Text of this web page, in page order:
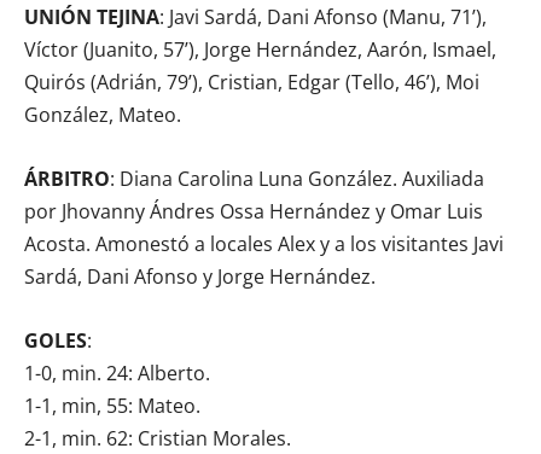
UNIÓN TEJINA: Javi Sardá, Dani Afonso (Manu, 71’),
Víctor (Juanito, 57’), Jorge Hernández, Aarón, Ismael,
Quirós (Adrián, 79’), Cristian, Edgar (Tello, 46’), Moi
González, Mateo.
ÁRBITRO: Diana Carolina Luna González. Auxiliada
por Jhovanny Ándres Ossa Hernández y Omar Luis
Acosta. Amonestó a locales Alex y a los visitantes Javi
Sardá, Dani Afonso y Jorge Hernández.
GOLES:
1-0, min. 24: Alberto.
1-1, min, 55: Mateo.
2-1, min. 62: Cristian Morales.